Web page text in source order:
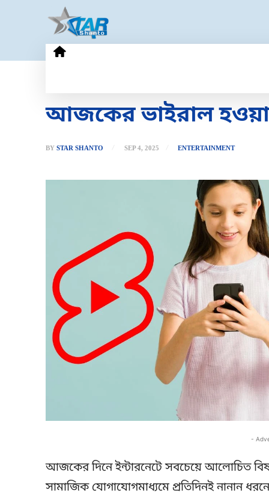
আজকের ভাইরাল হওয়া
BY STAR SHANTO SEP 4, 2025 ENTERTAINMENT
-
আজকের দিনে ইন্টারনেটে সবচেয়ে আলোচিত
সামাজিক যোগাযোগমাধ্যমে প্রতিদিনই নানান